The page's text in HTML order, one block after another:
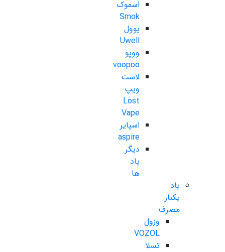
اسموک
Smok
یوول
Uwell
ووپو
voopoo
لاست
ویپ
Lost
Vape
اسپایر
aspire
دیگر
پاد
ها
پاد
یکبار
مصرف
وزول
VOZOL
تسلا